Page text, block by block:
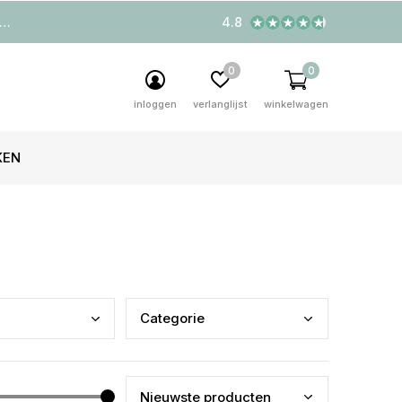
inloggen verlanglijst
0
winkelwagen
0
4.8
Categorie